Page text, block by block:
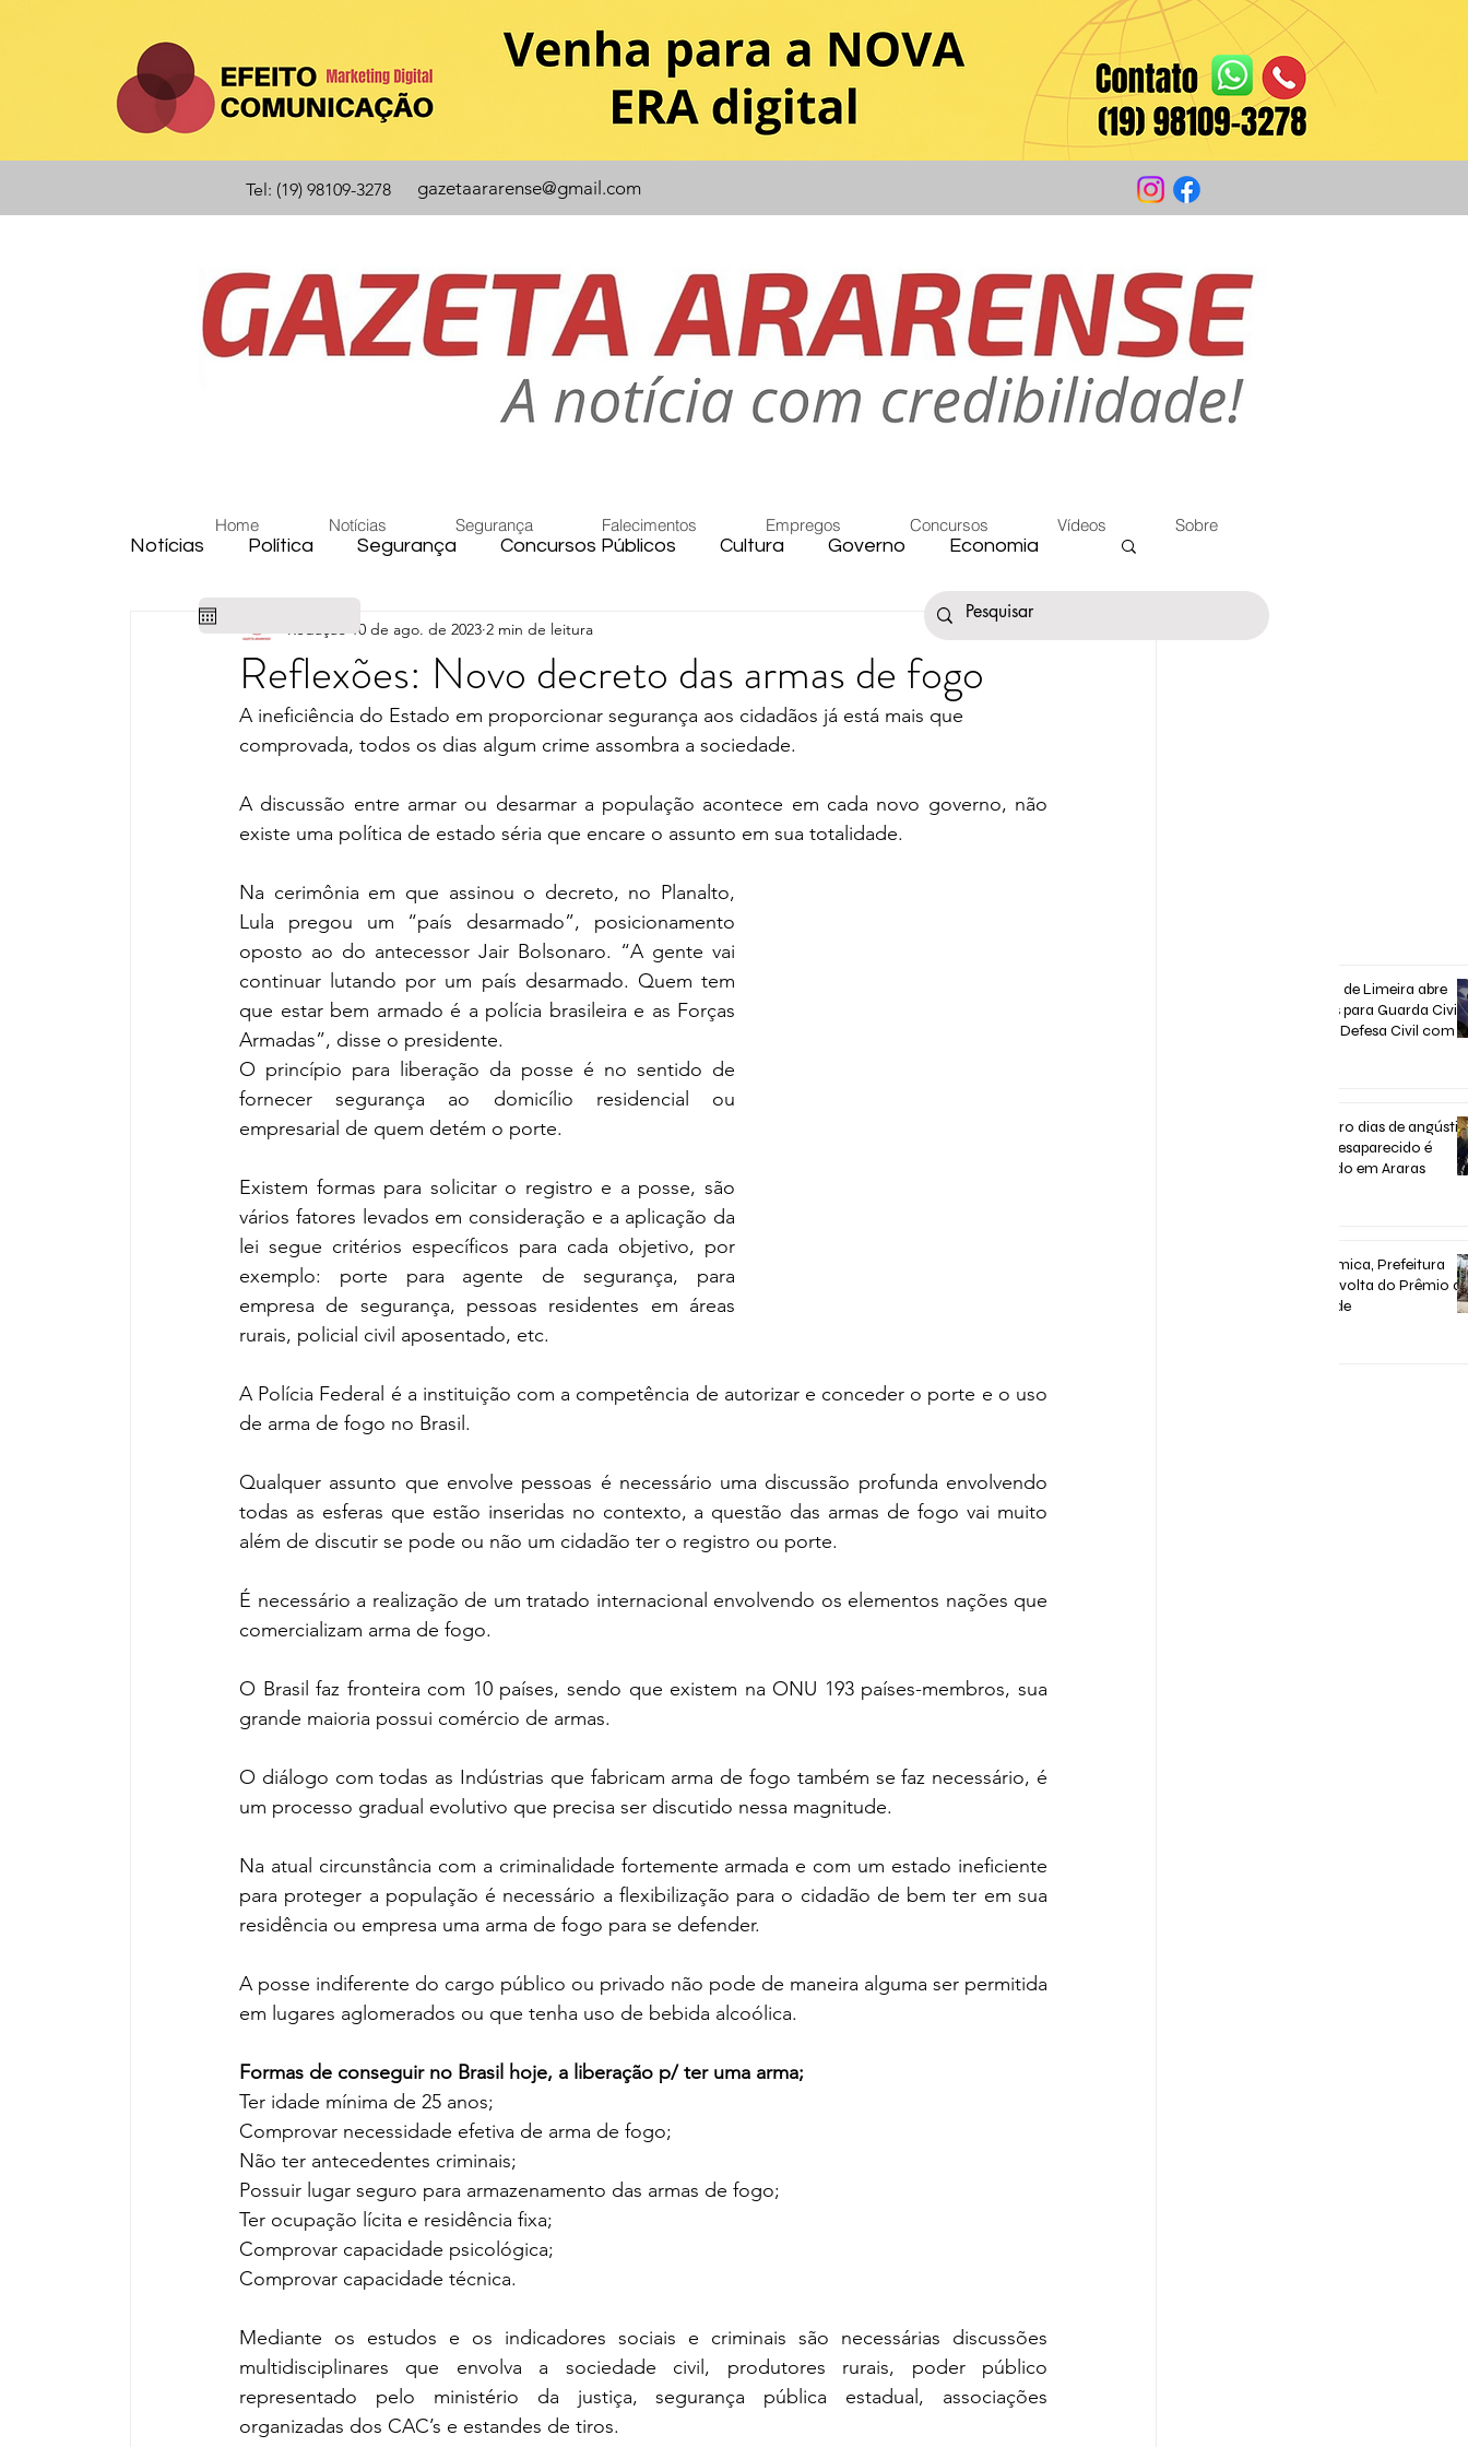
Tel: (19) 98109-3278 gazetaararense@gmail.com
Home Notícias Segurança Falecimentos Empregos Concursos Vídeos Sobre
Concurso de Limeira abre
inscrições para Guarda Civil,
Trânsito e Defesa Civil com
Após quatro dias de
homem desaparecido é
encontrado em Araras
Após polêmica, Prefeitura
confirma volta do Prêmio de
Assiduidade
Notícias Política Segurança Concursos Públicos Cultura Governo Economia
Cidade Educação Eleições Saúde Fake News
Habitação Emprego Judiciário Região Governo Federal Meio Ambiente
Emprego Religião Sindicato Férias Trânsito Eleições 2024 Festa do Peão
Câmara de Araras Denúncia Artigos Carnaval
Reflexões: Novo decreto das armas de fogo
10 de ago. de 2023 2 min de leitura
A ineficiência do Estado em proporcionar segurança aos cidadãos já está mais que
comprovada, todos os dias algum crime assombra a sociedade.
A discussão entre armar ou desarmar a população acontece em cada novo governo, não
existe uma política de estado séria que encare o assunto em sua totalidade.
Na cerimônia em que assinou o decreto, no Planalto,
Lula pregou um “país desarmado”, posicionamento
oposto ao do antecessor Jair Bolsonaro. “A gente vai
continuar lutando por um país desarmado. Quem tem
que estar bem armado é a polícia brasileira e as Forças
Armadas”, disse o presidente.
O princípio para liberação da posse é no sentido de
fornecer segurança ao domicílio residencial ou
empresarial de quem detém o porte.
Existem formas para solicitar o registro e a posse, são
vários fatores levados em consideração e a aplicação da
lei segue critérios específicos para cada objetivo, por
exemplo: porte para agente de segurança, para
empresa de segurança, pessoas residentes em áreas
rurais, policial civil aposentado, etc.
A Polícia Federal é a instituição com a competência de autorizar e conceder o porte e o uso
de arma de fogo no Brasil.
Qualquer assunto que envolve pessoas é necessário uma discussão profunda envolvendo
todas as esferas que estão inseridas no contexto, a questão das armas de fogo vai muito
além de discutir se pode ou não um cidadão ter o registro ou porte.
É necessário a realização de um tratado internacional envolvendo os elementos nações que
comercializam arma de fogo.
O Brasil faz fronteira com 10 países, sendo que existem na ONU 193 países-membros, sua
grande maioria possui comércio de armas.
O diálogo com todas as Indústrias que fabricam arma de fogo também se faz necessário, é
um processo gradual evolutivo que precisa ser discutido nessa magnitude.
Na atual circunstância com a criminalidade fortemente armada e com um estado ineficiente
para proteger a população é necessário a flexibilização para o cidadão de bem ter em sua
residência ou empresa uma arma de fogo para se defender.
A posse indiferente do cargo público ou privado não pode de maneira alguma ser permitida
em lugares aglomerados ou que tenha uso de bebida alcoólica.
Formas de conseguir no Brasil hoje, a liberação p/ ter uma arma;
Ter idade mínima de 25 anos;
Comprovar necessidade efetiva de arma de fogo;
Não ter antecedentes criminais;
Possuir lugar seguro para armazenamento das armas de fogo;
Ter ocupação lícita e residência fixa;
Comprovar capacidade psicológica;
Comprovar capacidade técnica.
Mediante os estudos e os indicadores sociais e criminais são necessárias discussões
multidisciplinares que envolva a sociedade civil, produtores rurais, poder público
representado pelo ministério da justiça, segurança pública estadual, associações
organizadas dos CAC’s e estandes de tiros.